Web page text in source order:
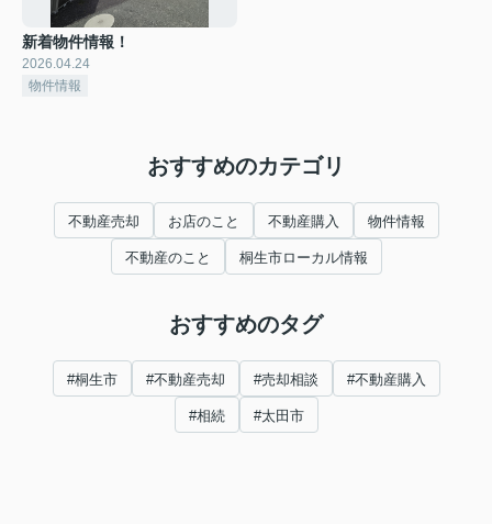
新着物件情報！
2026.04.24
物件情報
おすすめのカテゴリ
不動産売却 お店のこと 不動産購入 物件情報
不動産のこと 桐生市ローカル情報
おすすめのタグ
#桐生市 #不動産売却 #売却相談 #不動産購入
#相続 #太田市